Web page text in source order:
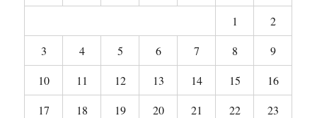
1
2
3
4 5 6 7 8
9
10
11 12 13 14 15
16
17
18 19 20 21 22
23